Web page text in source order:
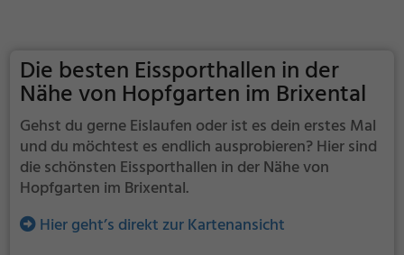
Die besten Eissporthallen in der
Nähe von Hopfgarten im Brixental
Gehst du gerne Eislaufen oder ist es dein erstes Mal
und du möchtest es endlich ausprobieren? Hier sind
die schönsten Eissporthallen in der Nähe von
Hopfgarten im Brixental.
Hier geht’s direkt zur Kartenansicht